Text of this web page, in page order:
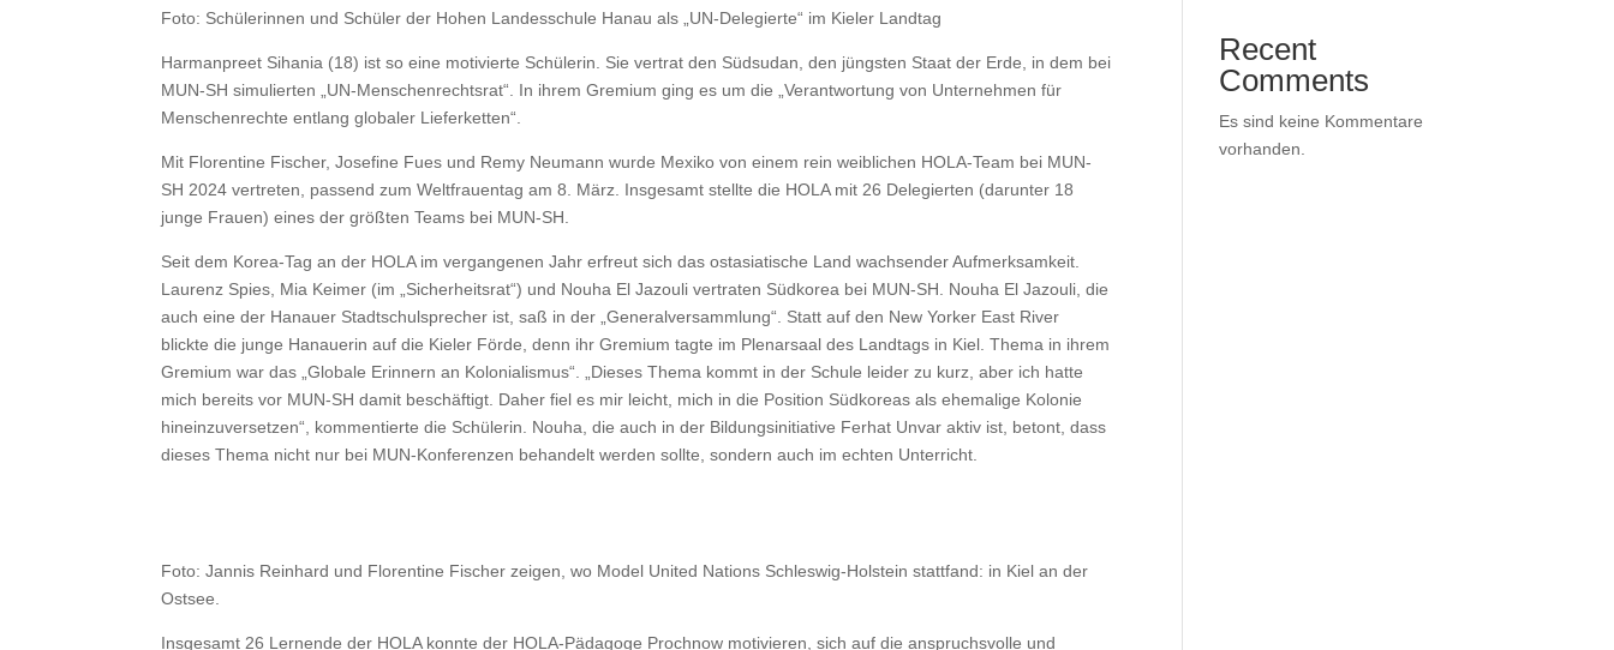
Foto: Schülerinnen und Schüler der Hohen Landesschule Hanau als „UN-Delegierte“ im Kieler Landtag
Harmanpreet Sihania (18) ist so eine motivierte Schülerin. Sie vertrat den Südsudan, den jüngsten Staat der Erde, in dem bei
MUN-SH simulierten „UN-Menschenrechtsrat“. In ihrem Gremium ging es um die „Verantwortung von Unternehmen für
Menschenrechte entlang globaler Lieferketten“.
Mit Florentine Fischer, Josefine Fues und Remy Neumann wurde Mexiko von einem rein weiblichen HOLA-Team bei MUN-
SH 2024 vertreten, passend zum Weltfrauentag am 8. März. Insgesamt stellte die HOLA mit 26 Delegierten (darunter 18
junge Frauen) eines der größten Teams bei MUN-SH.
Seit dem Korea-Tag an der HOLA im vergangenen Jahr erfreut sich das ostasiatische Land wachsender Aufmerksamkeit.
Laurenz Spies, Mia Keimer (im „Sicherheitsrat“) und Nouha El Jazouli vertraten Südkorea bei MUN-SH. Nouha El Jazouli, die
auch eine der Hanauer Stadtschulsprecher ist, saß in der „Generalversammlung“. Statt auf den New Yorker East River
blickte die junge Hanauerin auf die Kieler Förde, denn ihr Gremium tagte im Plenarsaal des Landtags in Kiel. Thema in ihrem
Gremium war das „Globale Erinnern an Kolonialismus“. „Dieses Thema kommt in der Schule leider zu kurz, aber ich hatte
mich bereits vor MUN-SH damit beschäftigt. Daher fiel es mir leicht, mich in die Position Südkoreas als ehemalige Kolonie
hineinzuversetzen“, kommentierte die Schülerin. Nouha, die auch in der Bildungsinitiative Ferhat Unvar aktiv ist, betont, dass
dieses Thema nicht nur bei MUN-Konferenzen behandelt werden sollte, sondern auch im echten Unterricht.
Foto: Jannis Reinhard und Florentine Fischer zeigen, wo Model United Nations Schleswig-Holstein stattfand: in Kiel an der
Ostsee.
Insgesamt 26 Lernende der HOLA konnte der HOLA-Pädagoge Prochnow motivieren, sich auf die anspruchsvolle und
Recent
Comments
Es sind keine Kommentare
vorhanden.